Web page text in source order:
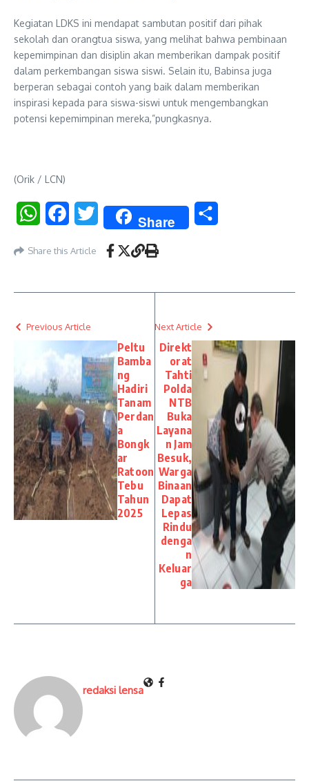
Kegiatan LDKS ini mendapat sambutan positif dari pihak
sekolah dan orangtua siswa, yang melihat bahwa pembinaan
kepemimpinan dan disiplin akan memberikan dampak positif
dalam perkembangan siswa siswi. Selain itu, Babinsa juga
berperan sebagai contoh yang baik dalam memberikan
inspirasi kepada para siswa-siswi untuk mengembangkan
potensi kepemimpinan mereka,”pungkasnya.
(Orik / LCN)
WhatsAppFacebookTwitter Share
Share this Article
Previous Article
Peltu
Bamba
ng
Hadiri
Tanam
Perdan
a
Bongk
ar
Ratoon
Tebu
Tahun
2025
Next Article
Direkt
orat
Tahti
Polda
NTB
Buka
Layana
n Jam
Besuk,
Warga
Binaan
Dapat
Lepas
Rindu
denga
n
Keluar
ga
redaksi lensa